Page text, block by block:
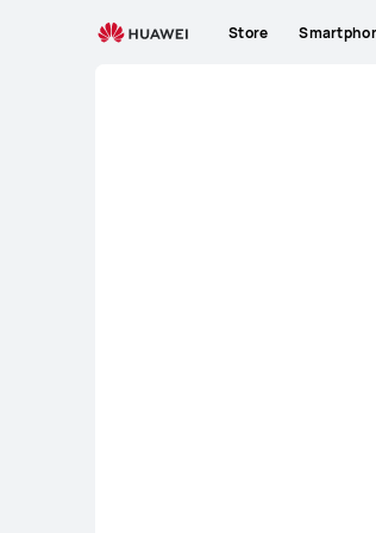
Store